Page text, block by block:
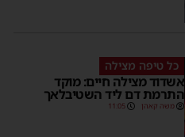
כל טיפה מצילה
אשדוד מצילה חיים: מוקד
התרמת דם ליד השטיבלאך
משה קאהן 11:05